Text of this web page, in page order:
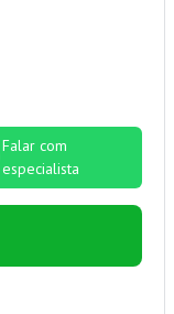
Falar com
especialista